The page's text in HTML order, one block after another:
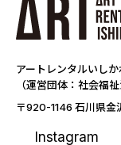
アートレンタルいし
（運営団体：社会福
〒920-1146 石川県金
Instagram